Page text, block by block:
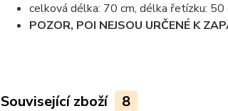
celková délka: 70 cm, délka řetízku: 50
POZOR, POI NEJSOU URČENÉ K
Související zboží 8